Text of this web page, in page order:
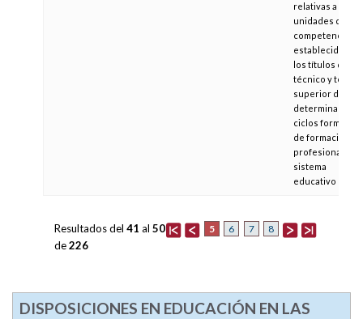
relativas a las
unidades de
competencia
establecidas en
los títulos de
técnico y
superior de
determinados
ciclos
de formación
profesional del
sistema
educativo
5 6 7 8
Resultados del 41 al 50
de226
DISPOSICIONES EN EDUCACIÓN EN LAS